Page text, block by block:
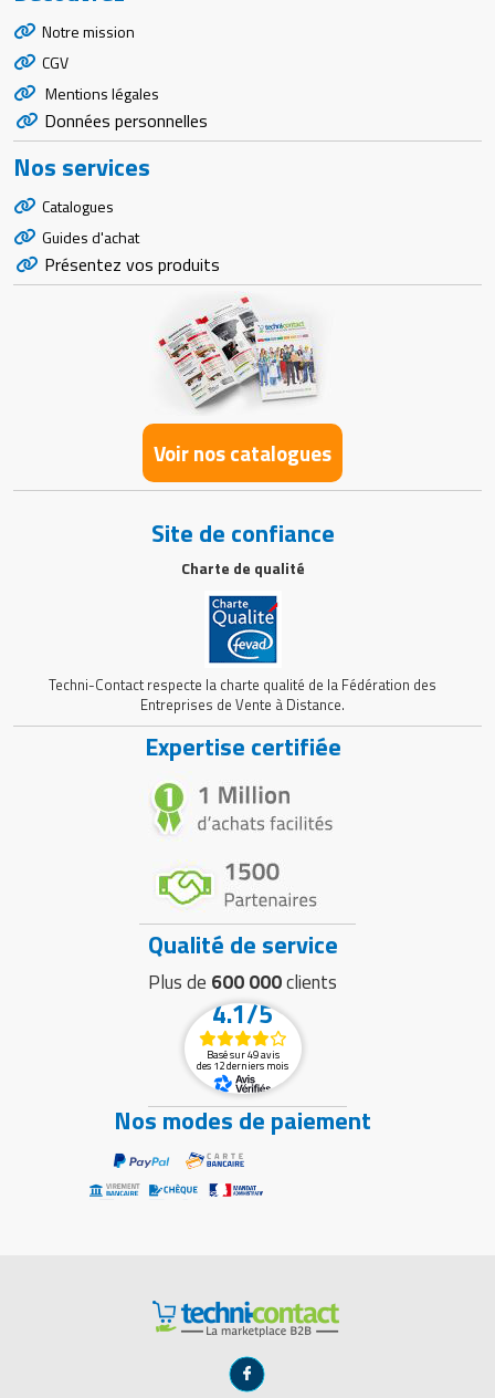
Notre mission
CGV
Mentions légales
Données personnelles
Nos services
Catalogues
Guides d'achat
Présentez vos produits
Voir nos catalogues
Site de confiance
Charte de qualité
Techni-Contact respecte la charte qualité de la Fédération des
Entreprises de Vente à Distance.
Expertise certifiée
Qualité de service
Plus de 600 000clients
4.1/5
Basé sur 49 avis
des 12 derniers mois
Nos modes de paiement